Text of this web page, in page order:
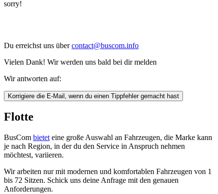
sorry!
Du erreichst uns übercontact@buscom.info
Vielen Dank! Wir werden uns bald bei dir melden
Wir antworten auf:
Korrigiere die E-Mail, wenn du einen Tippfehler gemacht hast
Flotte
BusCom bietet eine große Auswahl an Fahrzeugen, die Marke kann
je nach Region, in der du den Service in Anspruch nehmen
möchtest, variieren.
Wir arbeiten nur mit modernen und komfortablen Fahrzeugen von 1
bis 72 Sitzen. Schick uns deine Anfrage mit den genauen
Anforderungen.